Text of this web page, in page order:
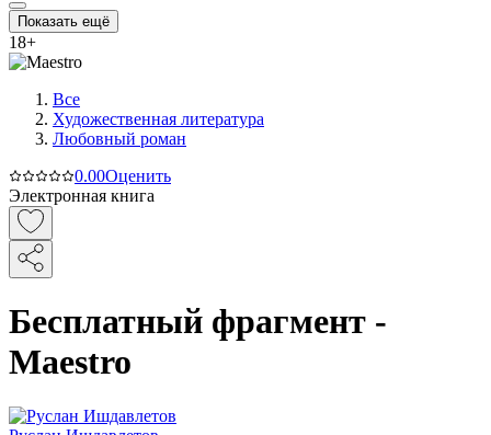
Показать ещё
18+
Все
Художественная литература
Любовный роман
0.00Оценить
Электронная книга
Бесплатный фрагмент -
Maestro